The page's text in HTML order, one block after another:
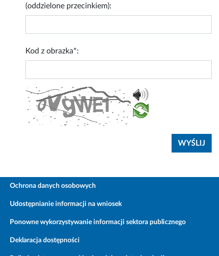
(oddzielone przecinkiem):
Kod z obrazka*:
Ochrona danych osobowych
Udostępnianie informacji na wniosek
Ponowne wykorzystywanie informacji sektora publicznego
Deklaracja dostępności